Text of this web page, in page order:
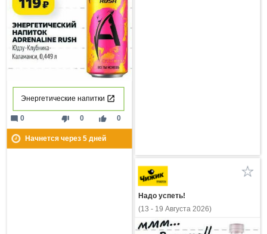
Энергетические напитки
thumb_down 0 thumb_up 0
mode_comment 0
Начнется через 5дней
Надо успеть!
(13 - 19 Августа 2026)